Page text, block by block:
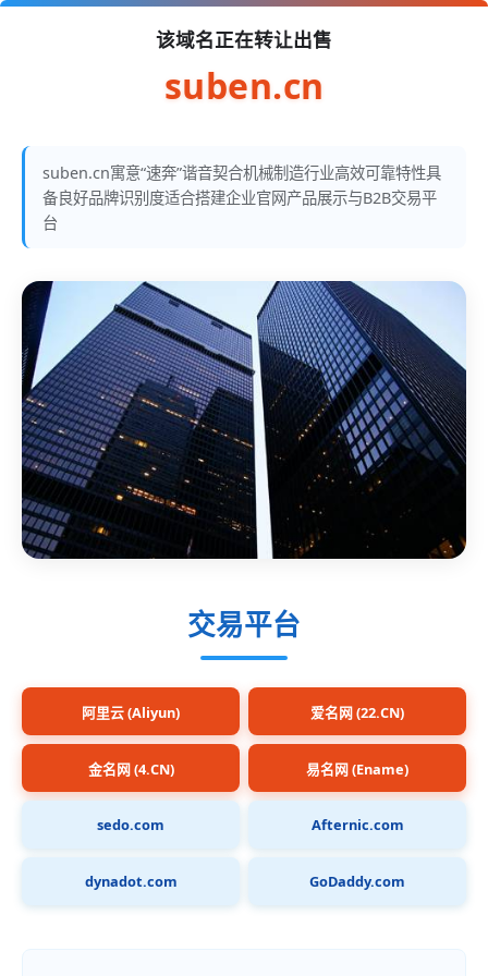
该域名正在转让出售
suben.cn
suben.cn寓意“速奔”谐音契合机械制造行业高效可靠特性具
备良好品牌识别度适合搭建企业官网产品展示与B2B交易平
台
交易平台
阿里云 (Aliyun) 爱名网 (22.CN)
金名网 (4.CN) 易名网 (Ename)
sedo.com Afternic.com
dynadot.com GoDaddy.com